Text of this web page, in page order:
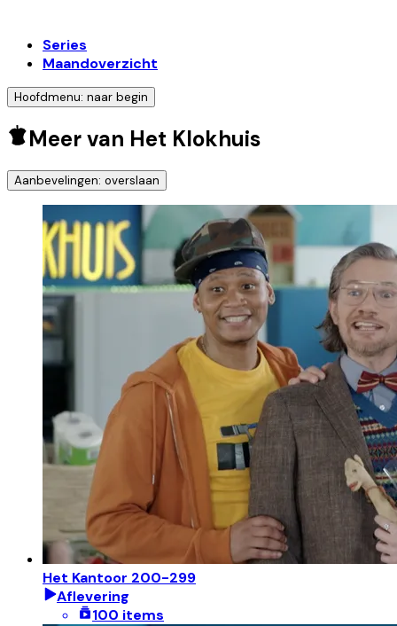
Series
Maandoverzicht
Hoofdmenu: naar begin
Meer van Het Klokhuis
Aanbevelingen: overslaan
Het Kantoor 200-299
Aflevering
100 items